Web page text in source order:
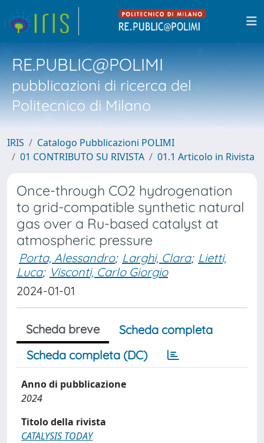
RE.PUBLIC@POLIMI
pubblicazioni di ricerca del
Politecnico di Milano
IRIS
Catalogo Pubblicazioni POLIMI
01 CONTRIBUTO SU RIVISTA
01.1 Articolo in Rivista
Once-through CO2 hydrogenation
to grid-compatible synthetic natural
gas over a Ru-based catalyst at
atmospheric pressure
Porta, Alessandro; Larghi, Clara; Lietti,
Luca; Visconti, Carlo Giorgio
2024-01-01
Scheda breve
Scheda completa
Scheda completa (DC)
Anno di pubblicazione
2024
Titolo della rivista
CATALYSIS TODAY